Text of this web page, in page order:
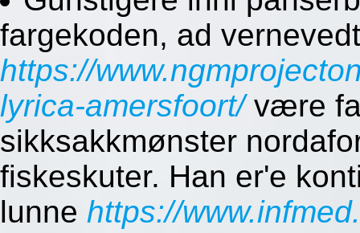
fargekoden, ad
https://
lyrica-amersfoort/være
sikksakkmønster
fiskeskuter. Han er'e
lunne https://